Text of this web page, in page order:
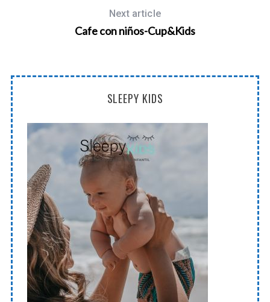
Next article
Cafe con niños-Cup&Kids
SLEEPY KIDS